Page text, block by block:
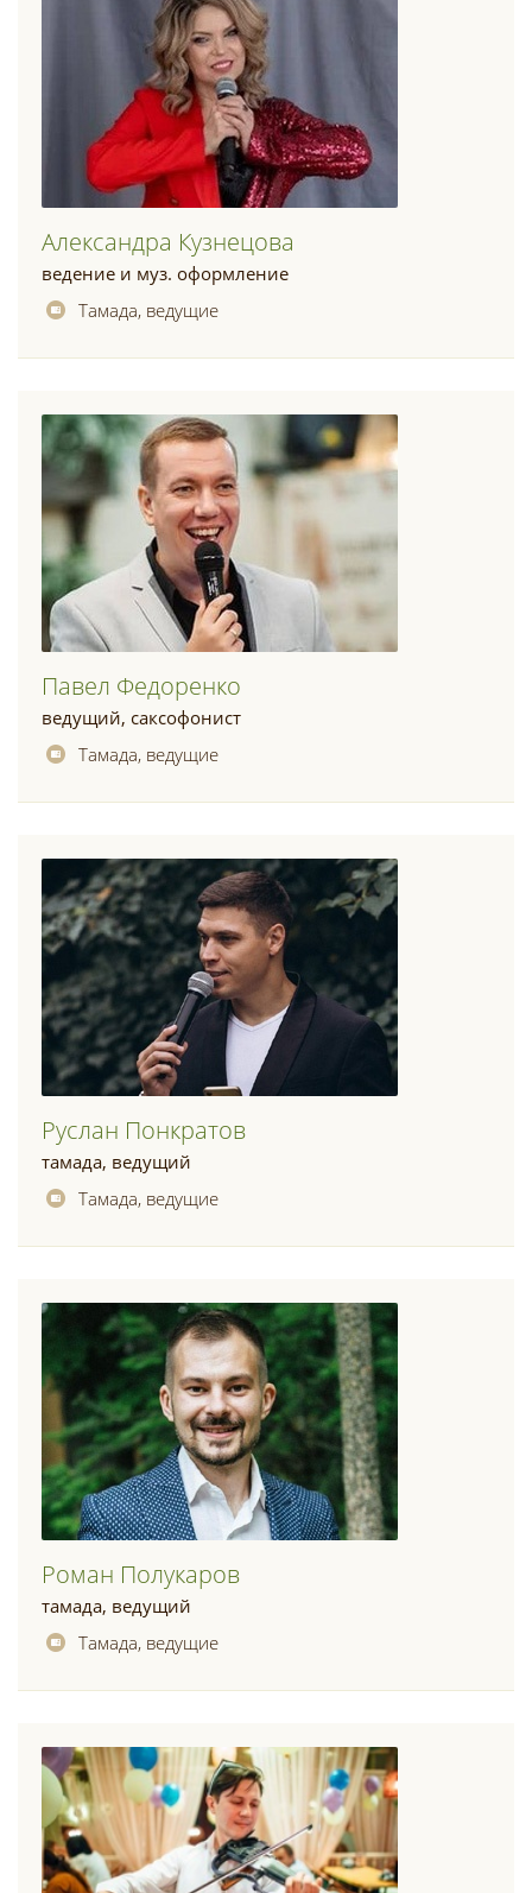
Александра Кузнецова
ведение и муз. оформление
Тамада, ведущие
Павел Федоренко
ведущий, саксофонист
Тамада, ведущие
Руслан Понкратов
тамада, ведущий
Тамада, ведущие
Роман Полукаров
тамада, ведущий
Тамада, ведущие